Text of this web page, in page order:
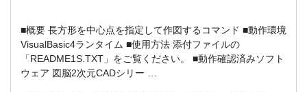
■概要 長方形を中心点を指定して作図するコマンド ■動作環境
VisualBasic4ランタイム ■使用方法 添付ファイルの
「README1S.TXT」をご覧ください。 ■動作確認済みソフト
ウェア 図脳2次元CADシリー …